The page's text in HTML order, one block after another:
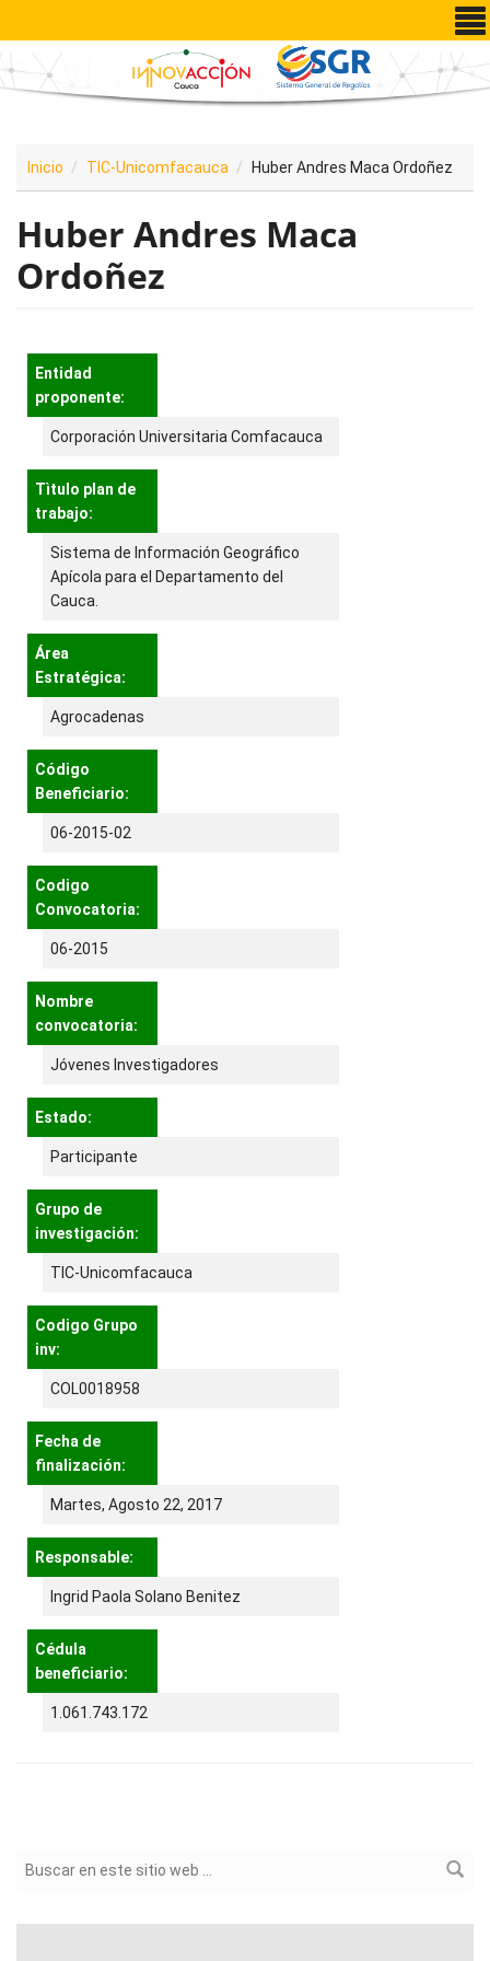
Pasar al contenido principal
Inicio TIC-Unicomfacauca Huber Andres Maca Ordoñez
Huber Andres Maca
Ordoñez
Entidad
proponente:
Corporación Universitaria Comfacauca
Tìtulo plan de
trabajo:
Sistema de Información Geográfico
Apícola para el Departamento del
Cauca.
Área
Estratégica:
Agrocadenas
Código
Beneficiario:
06-2015-02
Codigo
Convocatoria:
06-2015
Nombre
convocatoria:
Jóvenes Investigadores
Estado:
Participante
Grupo de
investigación:
TIC-Unicomfacauca
Codigo Grupo
inv:
COL0018958
Fecha de
finalización:
Martes, Agosto 22, 2017
Responsable:
Ingrid Paola Solano Benitez
Cédula
beneficiario:
1.061.743.172
Formulario de búsqueda